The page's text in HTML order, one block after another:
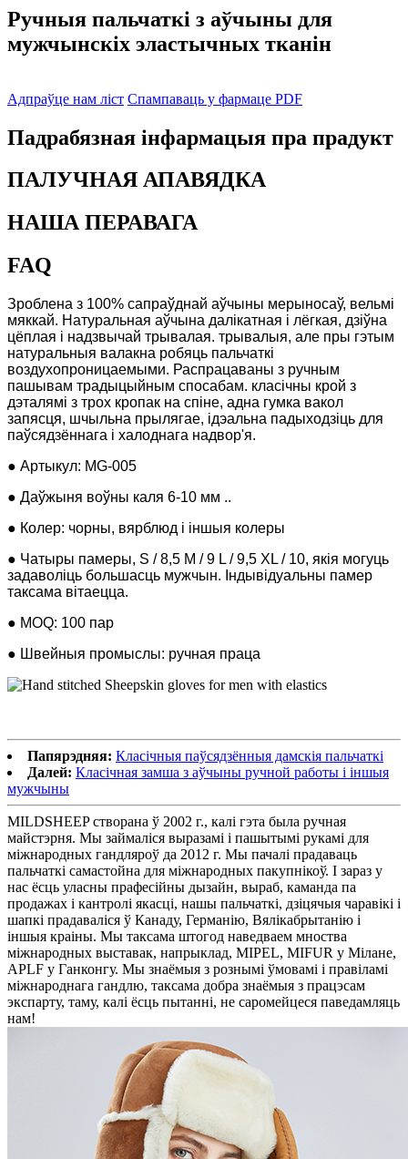
Ручныя пальчаткі з аўчыны для
мужчынскіх эластычных тканін
Адпраўце нам ліст Спампаваць у фармаце PDF
Падрабязная інфармацыя пра прадукт
ПАЛУЧНАЯ АПАВЯДКА
НАША ПЕРАВАГА
FAQ
Зроблена з 100% сапраўднай аўчыны мерыносаў, вельмі
мяккай. Натуральная аўчына далікатная і лёгкая, дзіўна
цёплая і надзвычай трывалая. трывалыя, але пры гэтым
натуральныя валакна робяць пальчаткі
воздухопроницаемыми. Распрацаваны з ручным
пашывам традыцыйным спосабам. класічны крой з
дэталямі з трох кропак на спіне, адна гумка вакол
запясця, шчыльна прылягае, ідэальна падыходзіць для
паўсядзённага і халоднага надвор'я.
● Артыкул: MG-005
● Даўжыня воўны каля 6-10 мм ..
● Колер: чорны, вярблюд і іншыя колеры
● Чатыры памеры, S / 8,5 M / 9 L / 9,5 XL / 10, якія могуць
задаволіць большасць мужчын. Індывідуальны памер
таксама вітаецца.
● MOQ: 100 пар
● Швейныя промыслы: ручная праца
Папярэдняя: Класічныя паўсядзённыя дамскія пальчаткі
Далей: Класічная замша з аўчыны ручной работы і іншыя
мужчыны
MILDSHEEP створана ў 2002 г., калі гэта была ручная
майстэрня. Мы займаліся выразамі і пашытымі рукамі для
міжнародных гандляроў да 2012 г. Мы пачалі прадаваць
пальчаткі самастойна для міжнародных пакупнікоў. І зараз у
нас ёсць уласны прафесійны дызайн, выраб, каманда па
продажах і кантролі якасці, нашы пальчаткі, дзіцячыя чаравікі і
шапкі прадаваліся ў Канаду, Германію, Вялікабрытанію і
іншыя краіны. Мы таксама штогод наведваем мноства
міжнародных выставак, напрыклад, MIPEL, MIFUR у Мілане,
APLF у Ганконгу. Мы знаёмыя з рознымі ўмовамі і правіламі
міжнароднага гандлю, таксама добра знаёмыя з працэсам
экспарту, таму, калі ёсць пытанні, не саромейцеся паведамляць
нам!